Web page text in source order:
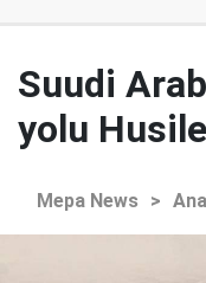
Suudi
yolu
Mepa News >